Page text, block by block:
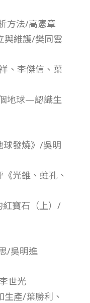
方法/高憲章
與維護/樊同雲
、李傑信、葉
地球—認識生
發燒》/吳明
光錐、蛀孔、
紅寶石（上）/
/吳明進
世光
生產/葉勝利、